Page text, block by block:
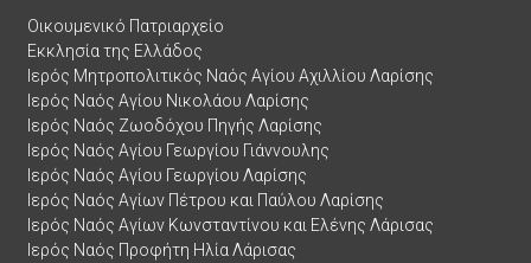
Οικουμενικό Πατριαρχείο
Εκκλησία της Ελλάδος
Ιερός Μητροπολιτικός Ναός Αγίου Αχιλλίου Λαρίσης
Ιερός Ναός Αγίου Νικολάου Λαρίσης
Ιερός Ναός Ζωοδόχου Πηγής Λαρίσης
Ιερός Ναός Αγίου Γεωργίου Γιάννουλης
Ιερός Ναός Αγίου Γεωργίου Λαρίσης
Ιερός Ναός Αγίων Πέτρου και Παύλου Λαρίσης
Ιερός Ναός Αγίων Κωνσταντίνου και Ελένης Λάρισας
Ιερός Ναός Προφήτη Ηλία Λάρισας